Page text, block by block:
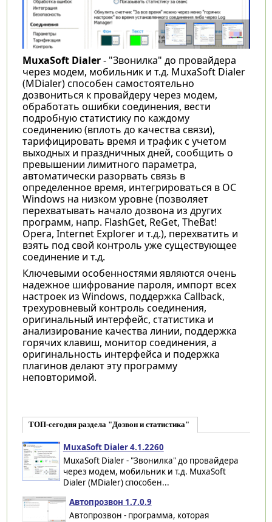
MuxaSoft Dialer- "Звонилка" до провайдера
через модем, мобильник и т.д. MuxaSoft Dialer
(MDialer) способен самостоятельно
дозвониться к провайдеру через модем,
обработать ошибки соединения, вести
подробную статистику по каждому
соединению (вплоть до качества связи),
тарифицировать время и трафик с учетом
выходных и праздничных дней, сообщить о
превышении лимитного параметра,
автоматически разорвать связь в
определенное время, интегрироваться в ОС
Windows на низком уровне (позволяет
перехватывать начало дозвона из других
программ, напр. FlashGet, ReGet, TheBat!
Opera, Internet Explorer и т.д.), перехватить и
взять под свой контроль уже существующее
соединение и т.д.
Ключевыми особенностями являются очень
надежное шифрование пароля, импорт всех
настроек из Windows, поддержка Callback,
трехуровневый контроль соединения,
оригинальный интерфейс, статистика и
анализирование качества линии, поддержка
горячих клавиш, монитор соединения, а
оригинальность интерфейса и подержка
плагинов делают эту программу
неповторимой.
ТОП-сегодня раздела "Дозвон и статистика"
MuxaSoft Dialer 4.1.2260
MuxaSoft Dialer - "Звонилка" до провайдера
через модем, мобильник и т.д. MuxaSoft
Dialer (MDialer) способен...
Автопрозвон 1.7.0.9
Автопрозвон - программа, которая